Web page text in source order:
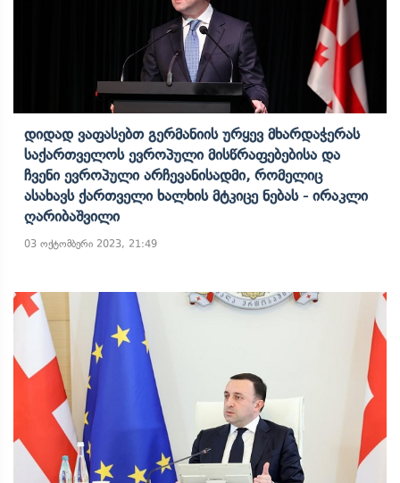
Დიდად Ვაფასებთ Გერმანიის Ურყევ Მხარდაჭერას
Საქართველოს Ევროპული Მისწრაფებებისა Და
Ჩვენი Ევროპული Არჩევანისადმი, Რომელიც
Ასახავს Ქართველი Ხალხის Მტკიცე Ნებას - Ირაკლი
Ღარიბაშვილი
03 ოქტომბერი 2023, 21:49